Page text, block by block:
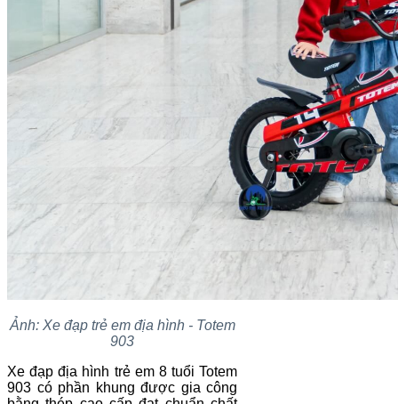
Ảnh: Xe đạp trẻ em địa hình - Totem
903
Xe đạp địa hình trẻ em 8 tuổi Totem
903 có phần khung được gia công